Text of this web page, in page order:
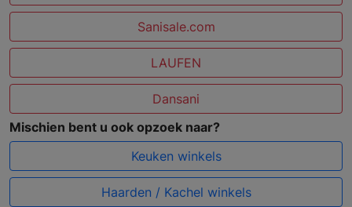
Sanisale.com
LAUFEN
Dansani
Mischien bent u ook opzoek naar?
Keuken winkels
Haarden / Kachel winkels